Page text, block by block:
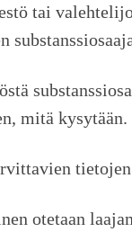
tai
mitä kysytään.
otetaan